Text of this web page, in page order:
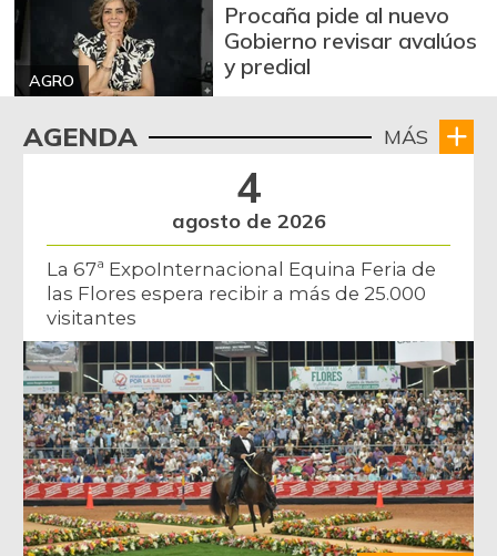
AGRO
Procaña pide al nuevo
Gobierno revisar avalúos
y predial
AGENDA MÁS
4
agosto de 2026
La 67ª ExpoInternacional Equina Feria de
las Flores espera recibir a más de 25.000
visitantes